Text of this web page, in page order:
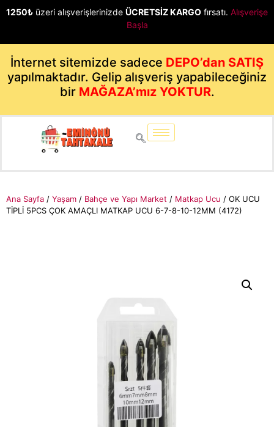
1250₺ üzeri alışverişlerinizde ÜCRETSİZ KARGO fırsatı. Alışverişe
Başla
İnternet sitemizde sadece DEPO’dan SATIŞ
yapılmaktadır. Gelip alışveriş yapabileceğiniz
bir MAĞAZA’mız YOKTUR.
Ana Sayfa / Yaşam / Bahçe ve Yapı Market / Matkap Ucu / OK UCU
TİPLİ 5PCS ÇOK AMAÇLI MATKAP UCU 6-7-8-10-12MM (4172)